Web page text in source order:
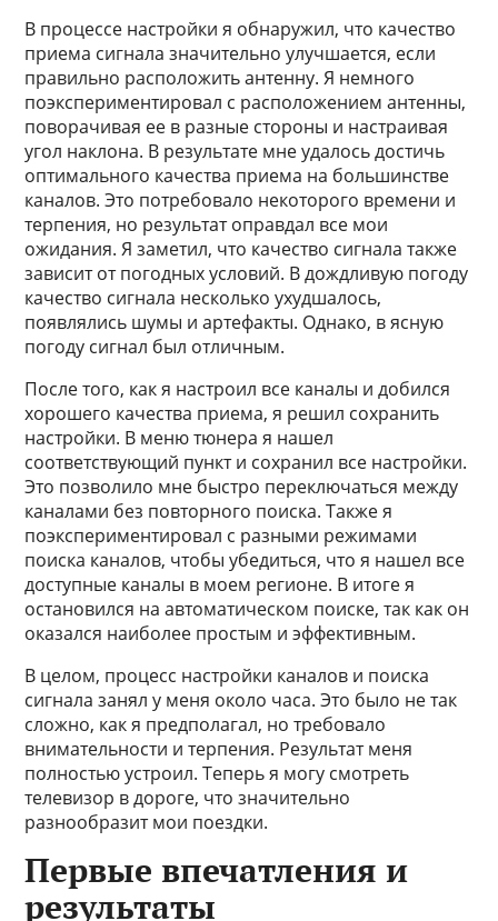
В процессе настройки я обнаружил, что качество
приема сигнала значительно улучшается, если
правильно расположить антенну. Я немного
поэкспериментировал с расположением антенны,
поворачивая ее в разные стороны и настраивая
угол наклона. В результате мне удалось достичь
оптимального качества приема на большинстве
каналов. Это потребовало некоторого времени и
терпения, но результат оправдал все мои
ожидания. Я заметил, что качество сигнала также
зависит от погодных условий. В дождливую погоду
качество сигнала несколько ухудшалось,
появлялись шумы и артефакты. Однако, в ясную
погоду сигнал был отличным.
После того, как я настроил все каналы и добился
хорошего качества приема, я решил сохранить
настройки. В меню тюнера я нашел
соответствующий пункт и сохранил все настройки.
Это позволило мне быстро переключаться между
каналами без повторного поиска. Также я
поэкспериментировал с разными режимами
поиска каналов, чтобы убедиться, что я нашел все
доступные каналы в моем регионе. В итоге я
остановился на автоматическом поиске, так как он
оказался наиболее простым и эффективным.
В целом, процесс настройки каналов и поиска
сигнала занял у меня около часа. Это было не так
сложно, как я предполагал, но требовало
внимательности и терпения. Результат меня
полностью устроил. Теперь я могу смотреть
телевизор в дороге, что значительно
разнообразит мои поездки.
Первые впечатления и
результаты